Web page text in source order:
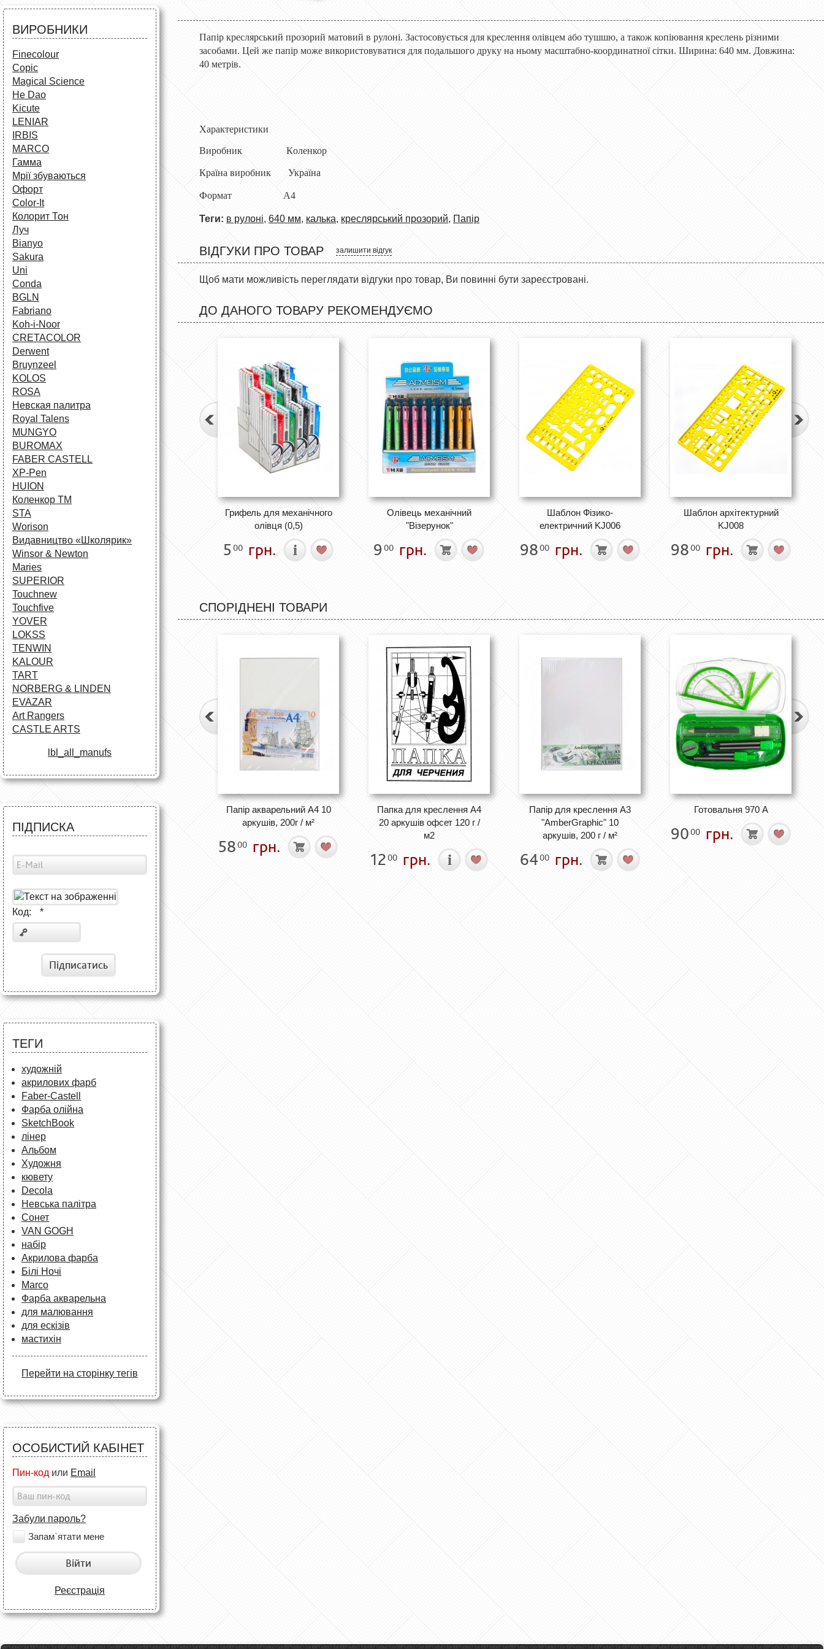
Аксесуари для школярів
ВИРОБНИКИ
Finecolour
Copic
Magical Science
He Dao
Kicute
LENIAR
IRBIS
MARCO
Гамма
Мрії збуваються
Офорт
Сolor-It
Колорит Тон
Луч
Bianyo
Sakura
Uni
Conda
BGLN
Fabriano
Koh-i-Noor
CRETACOLOR
Derwent
Bruynzeel
KOLOS
ROSA
Невская палитра
Royal Talens
MUNGYO
BUROMAX
FABER CASTELL
XP-Pen
HUION
Коленкор ТМ
STA
Worison
Видавництво «Школярик»
Winsor & Newton
Maries
SUPERIOR
Touchnew
Touchfive
YOVER
LOKSS
TENWIN
KALOUR
TART
NORBERG & LINDEN
EVAZAR
Art Rangers
CASTLE ARTS
lbl_all_manufs
ПІДПИСКА
Код: *
Підписатись
ТЕГИ
художній
акрилових фарб
Faber-Castell
Фарба олійна
SketchBook
лінер
Альбом
Художня
кювету
Decola
Невська палітра
Сонет
VAN GOGH
набір
Акрилова фарба
Білі Ночі
Marco
Фарба акварельна
для малювання
для ескізів
мастихін
Перейти на сторінку тегів
ОСОБИСТИЙ КАБІНЕТ
Пин-код или Email
Забули пароль?
Запам`ятати мене
Війти
Реєстрація
Папір креслярський прозорий матовий в рулоні. Застосовується для креслення олівцем або тушшю, а також копіювання креслень різними
засобами. Цей же папір може використовуватися для подальшого друку на ньому масштабно-координатної сітки. Ширина: 640 мм. Довжина:
40 метрів.
Характеристики
Виробник Коленкор
Країна виробник Україна
Формат А4
Теги: в рулоні, 640 мм, калька, креслярський прозорий, Папір
ВІДГУКИ ПРО ТОВАР залишити відгук
Щоб мати можливість переглядати відгуки про товар, Ви повинні бути зареєстровані.
ДО ДАНОГО ТОВАРУ РЕКОМЕНДУЄМО
Грифель для механічного
олівця (0,5)
500 грн.
Олівець механічний
"Візерунок"
9 00 грн.
Шаблон Фізико-
електричний KJ006
9800 грн.
Шаблон архітектурний
KJ008
9800 грн.
СПОРІДНЕНІ ТОВАРИ
Папір акварельний А4 10
аркушів, 200г / м²
5800 грн.
Папка для креслення А4
20 аркушів офсет 120 г /
м2
1200 грн.
Папір для креслення А3
"AmberGraphic" 10
аркушів, 200 г / м²
6400 грн.
Готовальня 970 А
9000 грн.